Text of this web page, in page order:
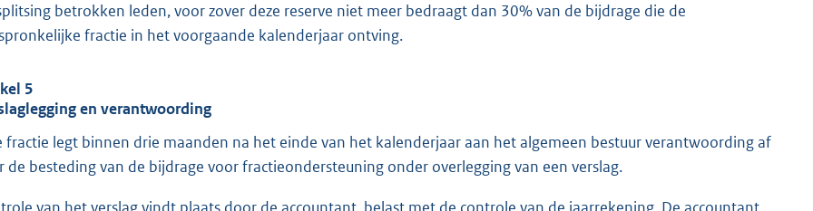
betrokken leden, voor zover deze reserve niet meer bedraagt dan 30% van de bijdrage die de
fractie in het voorgaande kalenderjaar ontving.
5
en verantwoording
fractie legt binnen drie maanden na het einde van het kalenderjaar aan het algemeen bestuur verantwoording af
de besteding van de bijdrage voor fractieondersteuning onder overlegging van een verslag.